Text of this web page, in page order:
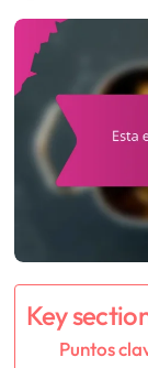
Key
Puntos